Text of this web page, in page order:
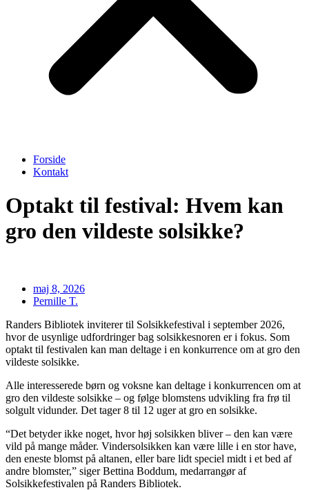
Forside
Kontakt
Optakt til festival: Hvem kan
gro den vildeste solsikke?
maj 8, 2026
Pernille T.
Randers Bibliotek inviterer til Solsikkefestival i september 2026,
hvor de usynlige udfordringer bag solsikkesnoren er i fokus. Som
optakt til festivalen kan man deltage i en konkurrence om at gro den
vildeste solsikke.
Alle interesserede børn og voksne kan deltage i konkurrencen om at
gro den vildeste solsikke – og følge blomstens udvikling fra frø til
solgult vidunder. Det tager 8 til 12 uger at gro en solsikke.
“Det betyder ikke noget, hvor høj solsikken bliver – den kan være
vild på mange måder. Vindersolsikken kan være lille i en stor have,
den eneste blomst på altanen, eller bare lidt speciel midt i et bed af
andre blomster,” siger Bettina Boddum, medarrangør af
Solsikkefestivalen på Randers Bibliotek.